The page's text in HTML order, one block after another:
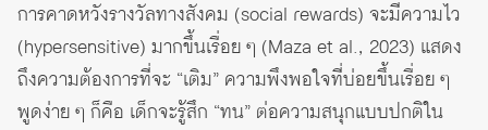
การคาดหวังรางวัลทางสังคม (social rewards) จะมีความไว
(hypersensitive) มากขึ้นเรื่อย ๆ (Maza et al., 2023) แสดง
ถึงความต้องการที่จะ “เติม” ความพึงพอใจที่บ่อยขึ้นเรื่อย ๆ
พูดง่าย ๆ ก็คือ เด็กจะรู้สึก “ทน” ต่อความสนุกแบบปกติใน